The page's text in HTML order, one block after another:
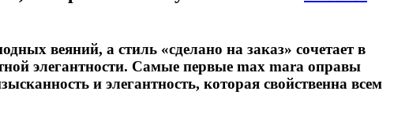
веяний, а стиль «сделано на заказ» сочетает в
элегантности. Самые первые max mara оправы
и элегантность, которая свойственна всем